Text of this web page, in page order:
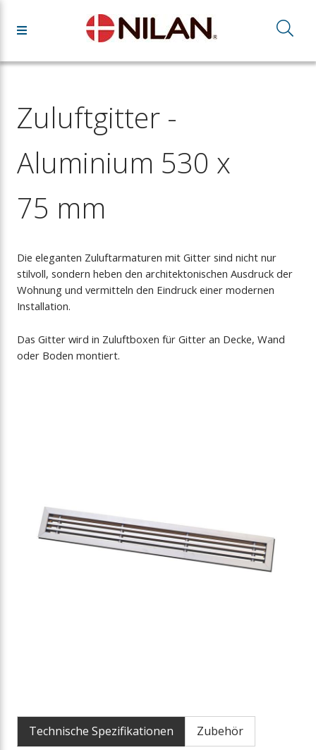
Zuluftgitter -
Aluminium 530 x
75 mm
Die eleganten Zuluftarmaturen mit Gitter sind nicht nur
stilvoll, sondern heben den architektonischen Ausdruck der
Wohnung und vermitteln den Eindruck einer modernen
Installation.
Das Gitter wird in Zuluftboxen für Gitter an Decke, Wand
oder Boden montiert.
Technische Spezifikationen Zubehör